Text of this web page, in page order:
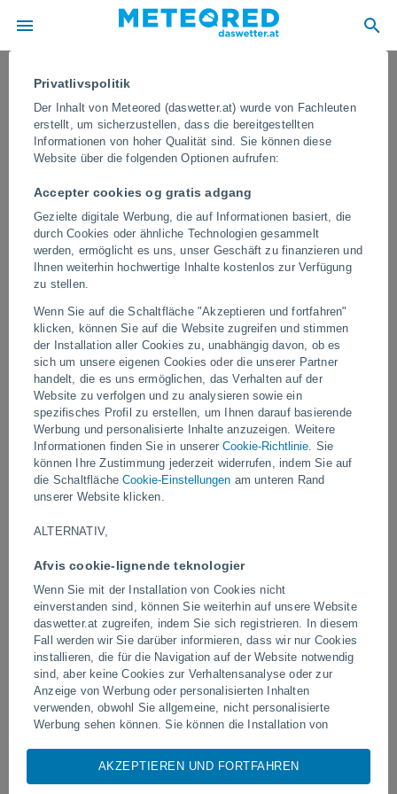
Privatlivspolitik
Der Inhalt von Meteored (daswetter.at) wurde von Fachleuten
erstellt, um sicherzustellen, dass die bereitgestellten
Informationen von hoher Qualität sind. Sie können diese
Website über die folgenden Optionen aufrufen:
Accepter cookies og gratis adgang
Gezielte digitale Werbung, die auf Informationen basiert, die
durch Cookies oder ähnliche Technologien gesammelt
werden, ermöglicht es uns, unser Geschäft zu finanzieren und
Ihnen weiterhin hochwertige Inhalte kostenlos zur Verfügung
zu stellen.
Wenn Sie auf die Schaltfläche "Akzeptieren und fortfahren"
klicken, können Sie auf die Website zugreifen und stimmen
der Installation aller Cookies zu, unabhängig davon, ob es
sich um unsere eigenen Cookies oder die unserer Partner
handelt, die es uns ermöglichen, das Verhalten auf der
Website zu verfolgen und zu analysieren sowie ein
spezifisches Profil zu erstellen, um Ihnen darauf basierende
Werbung und personalisierte Inhalte anzuzeigen. Weitere
Informationen finden Sie in unsererCookie-Richtlinie. Sie
können Ihre Zustimmung jederzeit widerrufen, indem Sie auf
die SchaltflächeCookie-Einstellungen am unteren Rand
unserer Website klicken.
ALTERNATIV,
Afvis cookie-lignende teknologier
Wenn Sie mit der Installation von Cookies nicht
einverstanden sind, können Sie weiterhin auf unsere Website
daswetter.at zugreifen, indem Sie sich registrieren. In diesem
Fall werden wir Sie darüber informieren, dass wir nur Cookies
installieren, die für die Navigation auf der Website notwendig
sind, aber keine Cookies zur Verhaltensanalyse oder zur
Anzeige von Werbung oder personalisierten Inhalten
verwenden, obwohl Sie allgemeine, nicht personalisierte
Werbung sehen können. Sie können die Installation von
Website zugreifen, indem Sie auf die Schaltfläche "Ablehnen"
AKZEPTIEREN UND FORTFAHREN
Massiver Erdrutsch in Wayanad,
Indien
Dieses Phänomen wird typischerweise durch anhaltende
sintflutartige Regenfälle ausgelöst, die den Boden durchfeuchten,
den Porenwasserdruck erhöhen und die innere Reibung sowie die
Kohäsion des Bodens drastisch verringern.
Video
Vor 47 Minuten
Blitzeinschlag auf einem Fußballfeld
in Narathiwat, Thailand
Ausbruch und intensive
Vulkan Fuego,
Folgen Sie uns